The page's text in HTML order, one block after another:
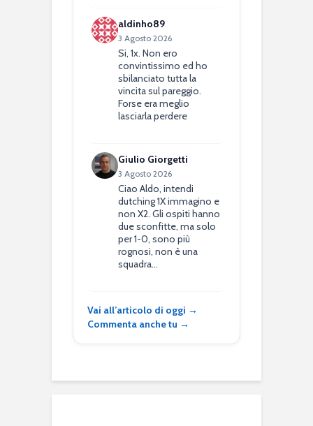
aldinho89
3 Agosto 2026
Si, 1x. Non ero
convintissimo ed ho
sbilanciato tutta la
vincita sul pareggio.
Forse era meglio
lasciarla perdere
Giulio Giorgetti
3 Agosto 2026
Ciao Aldo, intendi
dutching 1X immagino e
non X2. Gli ospiti hanno
due sconfitte, ma solo
per 1-0, sono più
rognosi, non è una
squadra…
Vai all’articolo di oggi →
Commenta anche tu →